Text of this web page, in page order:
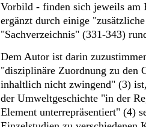
Vorbild - finden sich jeweils am
ergänzt durch einige
"Sachverzeichnis" (331-343)
Dem Autor ist darin
"disziplinäre Zuordnung zu den
inhaltlich nicht zwingend" (3)
der Umweltgeschichte "in der
Element unterrepräsentiert" (4)